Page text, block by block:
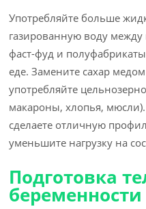
Употребляйте больше
газированную воду
фаст-фуд и
еде. Замените сахар
употребляйте
макароны, хлопья,
сделаете отличную
уменьшите нагрузку на
Подготовка
беременности